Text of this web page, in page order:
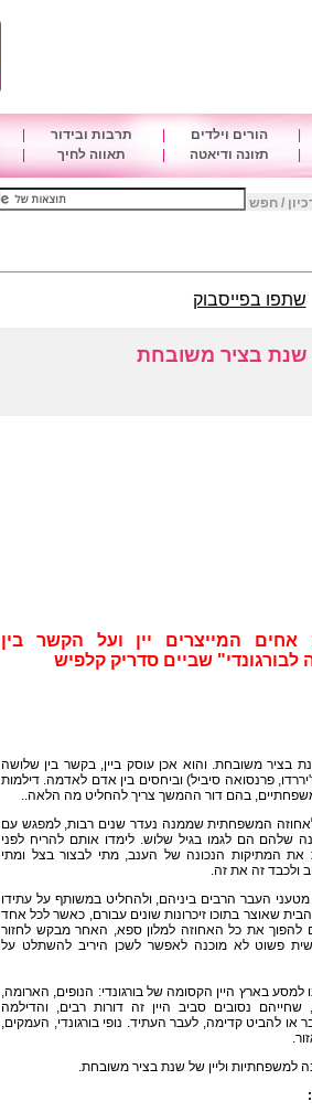
הורים וילדים תרבות ובידור
תזונה ודיאטה תאווה לחיך
/ חפש
שתפו בפייסבוק
שנת בציר משובחת
המייצרים יין ועל הקשר בין
שביים סדריק קלפיש
בציר משובחת. והוא אכן עוסק ביין, בקשר בין שלושה
פרנסואה סיביל) וביחסים בין אדם לאדמה. דילמות
משפחתיים, בהם דור ההמשך צריך להחליט מה הלאה..
לאחוזה המשפחתית שממנה נעדר שנים רבות, למפגש עם
שלהם הם לגמו בגיל שלוש. לימדו אותם להריח לפני
את המתיקות הנכונה של הענב, מתי לבצור בצל ומתי
ולכבד זה את זה.
העבר הרבים ביניהם, ולהחליט במשותף על עתידו
שאוצר בתוכו זיכרונות שונים עבורם, כאשר לכל אחד
להפוך את כל האחוזה למלון ספא, האחר מבקש לחזור
פשוט לא מוכנה לאפשר לשכן היריב להשתלט על
בארץ היין הקסומה של בורגונדי: הנופים, הארומה,
נסובים סביב היין זה דורות רבים, והדילמה
להביט קדימה, לעבר העתיד. נופי בורגונדי, העמקים,
למשפחתיות וליין של שנת בציר משובחת.
קלפיש, על הסרט: